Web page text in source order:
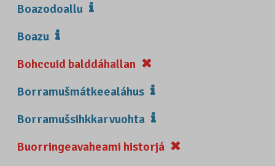
Boazodoallu
Boazu
Bohccuid balddáhallan
Borramušmátkeealáhus
Borramušsihkkarvuohta
Buorringeavaheami historjá